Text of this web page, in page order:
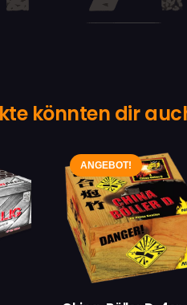
könnten dir
ANGEBOT!